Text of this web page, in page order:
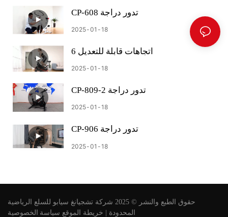
CP-608 تدور دراجة
2025 01 18
6 اتجاهات قابلة للتعديل
2025 01 18
CP-809-2 تدور دراجة
2025 01 18
CP-906 تدور دراجة
2025 01 18
حقوق الطبع والنشر © 2025 شركة تشجيانغ سيابو للسلع الرياضية
المحدودة | خريطة الموقع سياسة الخصوصية